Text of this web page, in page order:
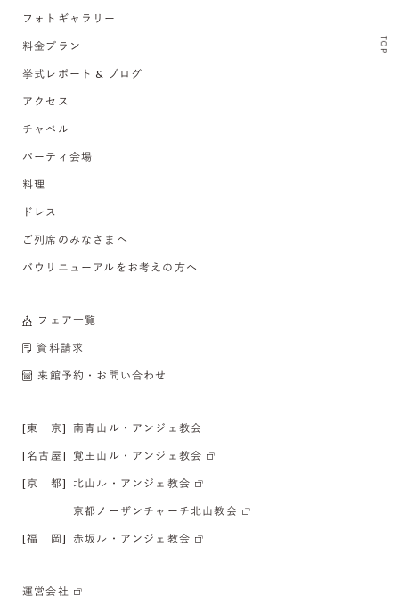
TOP
フォトギャラリー
料金プラン
挙式レポート & ブログ
アクセス
チャペル
パーティ会場
料理
ドレス
ご列席のみなさまへ
バウリニューアルをお考えの方へ
フェア一覧
資料請求
来館予約・お問い合わせ
[東 京] 南青山ル・アンジェ教会
[名古屋] 覚王山ル・アンジェ教会
[京 都] 北山ル・アンジェ教会
京都ノーザンチャーチ北山教会
[福 岡] 赤坂ル・アンジェ教会
運営会社